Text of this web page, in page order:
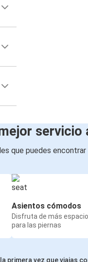
servicio
que puedes encontrar
Asientos cómodos
Disfruta de más espacio
para las piernas
la primera vez que viajas